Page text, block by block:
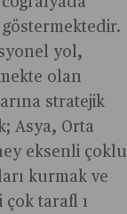
göstermektedir.
yol,
olan
stratejik
Asya, Orta
eksenli çoklu
kurmak ve
çok tarafl ı